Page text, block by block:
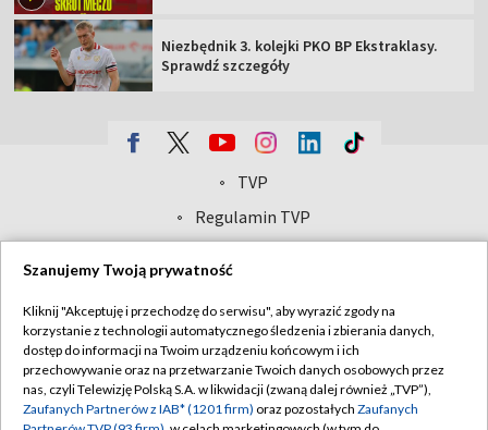
Niezbędnik 3. kolejki PKO BP Ekstraklasy.
Sprawdź szczegóły
TVP
Abonament TVP
Oferta Handlowa
Telegazeta ogłoszenia
Emisja w TVP
Rada Programowa
Regulamin TVP
Biuro reklamy
Kontakt
Kanały
Szanujemy Twoją prywatność
Kliknij "Akceptuję i przechodzę do serwisu", aby wyrazić zgody na
korzystanie z technologii automatycznego śledzenia i zbierania danych,
dostęp do informacji na Twoim urządzeniu końcowym i ich
przechowywanie oraz na przetwarzanie Twoich danych osobowych przez
nas, czyli Telewizję Polską S.A. w likwidacji (zwaną dalej również „TVP”),
Zaufanych Partnerów z IAB* (1201 firm) oraz pozostałych Zaufanych